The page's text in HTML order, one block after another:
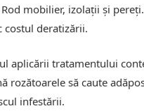
mobilier, izolații și
costul deratizării.
aplicării tratamentului
rozătoarele să caute
infestării.